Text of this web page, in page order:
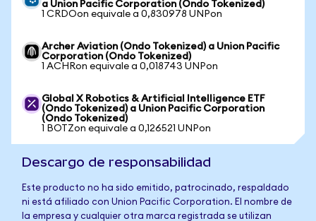
a Union Pacific Corporation (Ondo Tokenized)
1 CRDOon equivale a 0,830978 UNPon
Archer Aviation (Ondo Tokenized) a Union Pacific
Corporation (Ondo Tokenized)
1 ACHRon equivale a 0,018743 UNPon
Global X Robotics & Artificial Intelligence ETF
(Ondo Tokenized) a Union Pacific Corporation
(Ondo Tokenized)
1 BOTZon equivale a 0,126521 UNPon
Descargo de responsabilidad
Este producto no ha sido emitido, patrocinado, respaldado
ni está afiliado con Union Pacific Corporation. El nombre de
la empresa y cualquier otra marca registrada se utilizan